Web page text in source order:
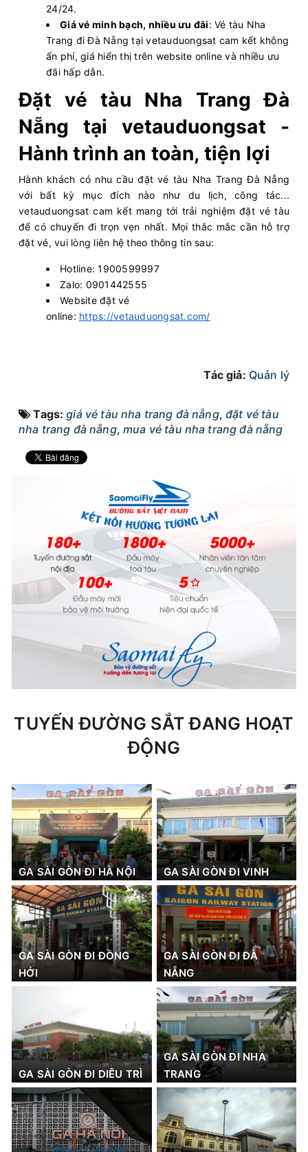
24/24.
Giá vé minh bạch, nhiều ưu đãi: Vé tàu Nha
Trang đi Đà Nẵng tại vetauduongsat cam kết không
ẩn phí, giá hiển thị trên website online và nhiều ưu
đãi hấp dẫn.
Đặt vé tàu Nha Trang Đà
Nẵng tại vetauduongsat -
Hành trình an toàn, tiện lợi
Hành khách có nhu cầu đặt vé tàu Nha Trang Đà Nẵng
với bất kỳ mục đích nào như du lịch, công tác...
vetauduongsat cam kết mang tới trải nghiệm đặt vé tàu
để có chuyến đi trọn vẹn nhất. Mọi thắc mắc cần hỗ trợ
đặt vé, vui lòng liên hệ theo thông tin sau:
Hotline: 1900599997
Zalo: 0901442555
Website đặt vé
online: https://vetauduongsat.com/
Tác giả: Quản lý
Tags:giá vé tàu nha trang đà nẵng,đặt vé tàu
nha trang đà nẵng,mua vé tàu nha trang đà nẵng
TUYẾN ĐƯỜNG SẮT ĐANG HOẠT
ĐỘNG
GA SÀI GÒN ĐI HÀ NỘI GA SÀI GÒN ĐI VINH
GA SÀI GÒN ĐI ĐỒNG
HỚI
GA SÀI GÒN ĐI ĐÀ
NẴNG
GA SÀI GÒN ĐI DIÊU TRÌ
GA SÀI GÒN ĐI NHA
TRANG